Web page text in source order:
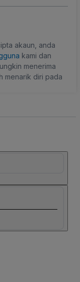
akaun, anda
kami dan
menerima
menarik diri pada